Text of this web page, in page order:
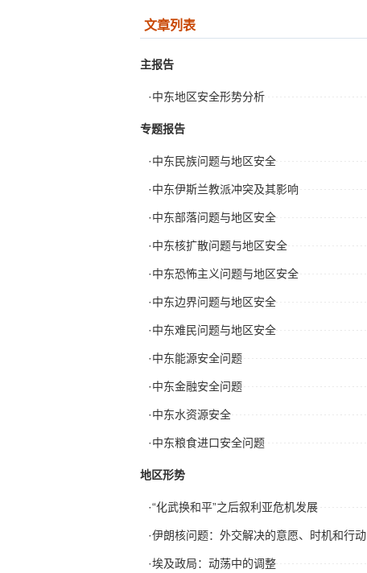
文章列表
主报告
·中东地区安全形势分析
专题报告
·中东民族问题与地区安全
·中东伊斯兰教派冲突及其影响
·中东部落问题与地区安全
·中东核扩散问题与地区安全
·中东恐怖主义问题与地区安全
·中东边界问题与地区安全
·中东难民问题与地区安全
·中东能源安全问题
·中东金融安全问题
·中东水资源安全
·中东粮食进口安全问题
地区形势
·“化武换和平”之后叙利亚危机发展
·伊朗核问题：外交解决的意愿、时机和行动
·埃及政局：动荡中的调整